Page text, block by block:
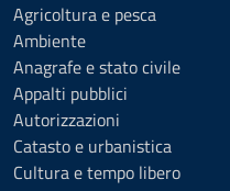
Agricoltura e pesca
Ambiente
Anagrafe e stato civile
Appalti pubblici
Autorizzazioni
Catasto e urbanistica
Cultura e tempo libero